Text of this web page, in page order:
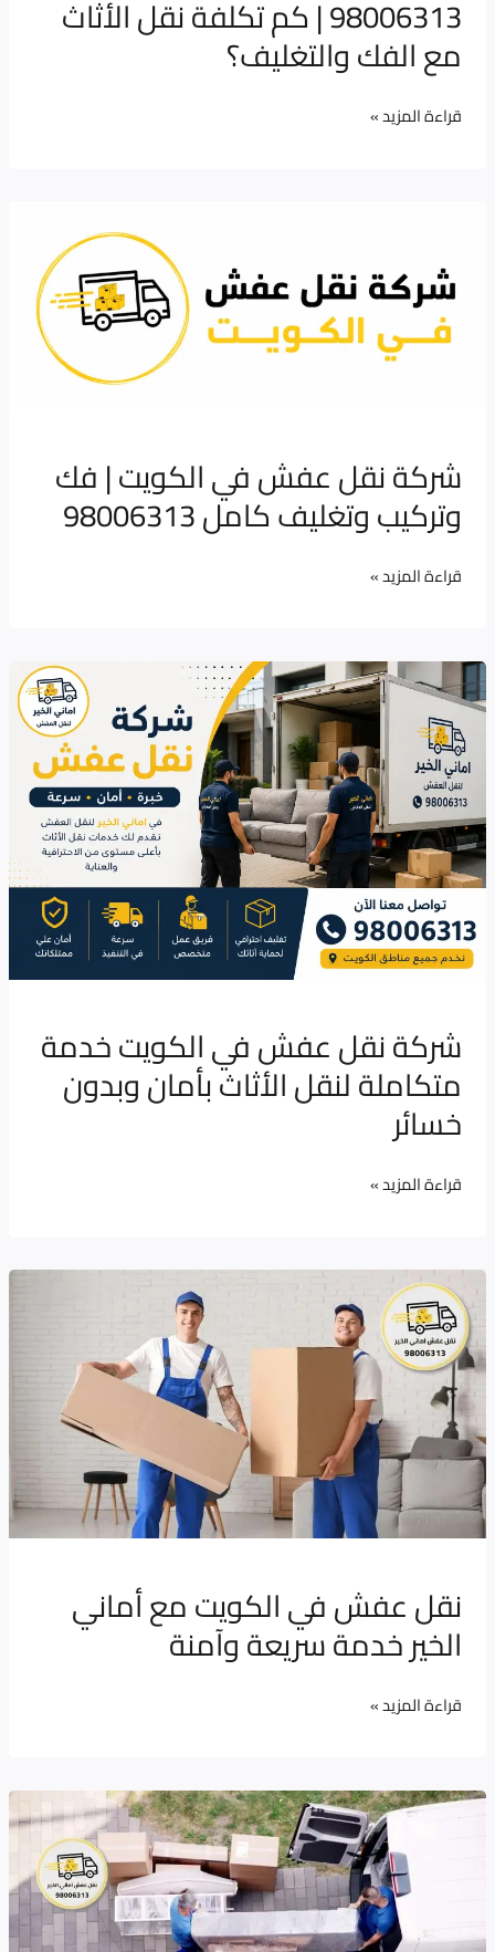
98006313 | كم تكلفة نقل الأثاث
مع الفك والتغليف؟
قراءة المزيد »
شركة نقل عفش في الكويت | فك
وتركيب وتغليف كامل 98006313
عفش
في
الكويت
وتغليف
كامل
98006313
قراءة المزيد »
شركة نقل عفش في الكويت خدمة
متكاملة لنقل الأثاث بأمان وبدون
خسائر
شركة
نقل
عفش
في
الكويت
خدمة
متكاملة
لنقل
الأثاث
بأمان
خسائر
قراءة المزيد »
نقل عفش في الكويت مع أماني
الخير خدمة سريعة وآمنة
نقل
عفش
في
الكويت
مع
أماني
خدمة
سريعة
قراءة المزيد »
أفضل
في